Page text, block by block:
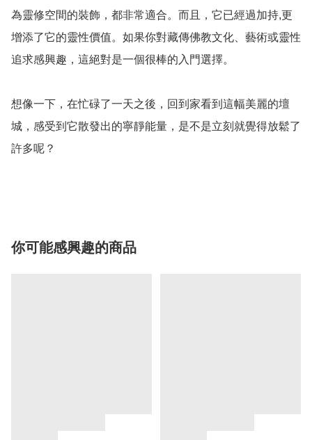
為靈修空間的裝飾，都非常適合。而且，它已經過加持,更
增添了它的靈性價值。如果你對藏傳佛教文化、藝術或靈性
追求感興趣，這絕對是一個很棒的入門選擇。
想像一下，在忙碌了一天之後，回到家看到這幅美麗的壇
城，感受到它散發出的寧靜能量，是不是立刻就覺得放鬆了
許多呢？
你可能感興趣的商品